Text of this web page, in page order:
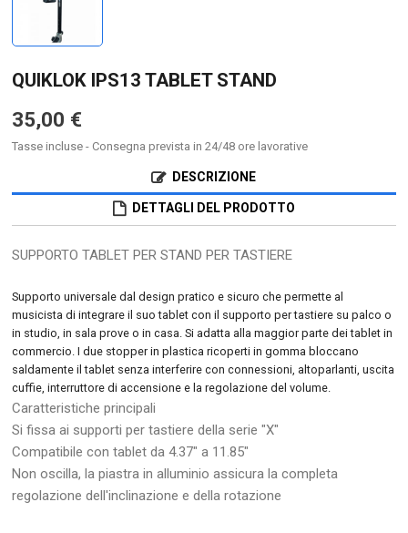
QUIKLOK IPS13 TABLET STAND
35,00 €
Tasse incluse- Consegna prevista in 24/48 ore lavorative
DESCRIZIONE
DETTAGLI DEL PRODOTTO
SUPPORTO TABLET PER STAND PER TASTIERE
Supporto universale dal design pratico e sicuro che permette al
musicista di integrare il suo tablet con il supporto per tastiere su palco o
in studio, in sala prove o in casa. Si adatta alla maggior parte dei tablet in
commercio. I due stopper in plastica ricoperti in gomma bloccano
saldamente il tablet senza interferire con connessioni, altoparlanti, uscita
cuffie, interruttore di accensione e la regolazione del volume.
Caratteristiche principali
Si fissa ai supporti per tastiere della serie "X"
Compatibile con tablet da 4.37" a 11.85"
Non oscilla, la piastra in alluminio assicura la completa
regolazione dell'inclinazione e della rotazione